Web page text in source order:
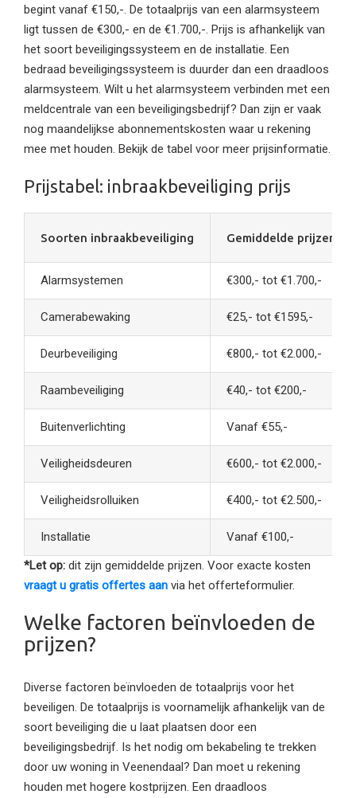
begint vanaf €150,-. De totaalprijs van een alarmsysteem
ligt tussen de €300,- en de €1.700,-. Prijs is afhankelijk van
het soort beveiligingssysteem en de installatie. Een
bedraad beveiligingssysteem is duurder dan een draadloos
alarmsysteem. Wilt u het alarmsysteem verbinden met een
meldcentrale van een beveiligingsbedrijf? Dan zijn er vaak
nog maandelijkse abonnementskosten waar u rekening
mee met houden. Bekijk de tabel voor meer prijsinformatie.
Prijstabel: inbraakbeveiliging prijs
Soorten inbraakbeveiliging Gemiddelde prijzen*
Alarmsystemen €300,- tot €1.700,-
Camerabewaking €25,- tot €1595,-
Deurbeveiliging €800,- tot €2.000,-
Raambeveiliging €40,- tot €200,-
Buitenverlichting Vanaf €55,-
Veiligheidsdeuren €600,- tot €2.000,-
Veiligheidsrolluiken €400,- tot €2.500,-
Installatie
Vanaf €100,-
*Let op: dit zijn gemiddelde prijzen. Voor exacte kosten
vraagt u gratis offertes aan via het offerteformulier.
Welke factoren beïnvloeden de
prijzen?
Diverse factoren beïnvloeden de totaalprijs voor het
beveiligen. De totaalprijs is voornamelijk afhankelijk van de
soort beveiliging die u laat plaatsen door een
beveiligingsbedrijf. Is het nodig om bekabeling te trekken
door uw woning in Veenendaal? Dan moet u rekening
houden met hogere kostprijzen. Een draadloos